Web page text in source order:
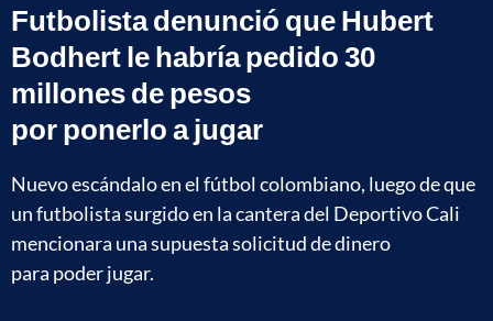
Futbolista denunció que Hubert
Bodhert le habría pedido 30
millones de pesos
por ponerlo a jugar
Nuevo escándalo en el fútbol colombiano, luego de que
un futbolista surgido en la cantera del Deportivo Cali
mencionara una supuesta solicitud de dinero
para poder jugar.